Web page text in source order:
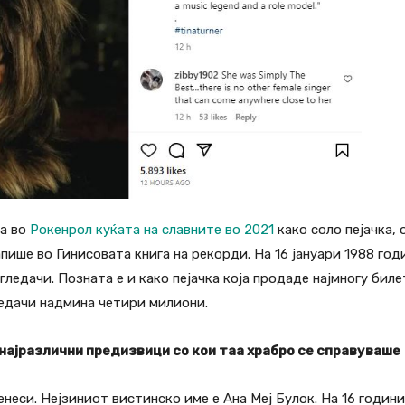
во Рокенрол куќата на славните во 2021 како соло
во Гинисовата книга на рекорди. На 16 јануари 1988
Позната е и како пејачка која продаде најмногу
надмина четири милиони.
предизвици со кои таа храбро се справуваше
Нејзиниот вистинско име е Ана Меј Булок. На 16